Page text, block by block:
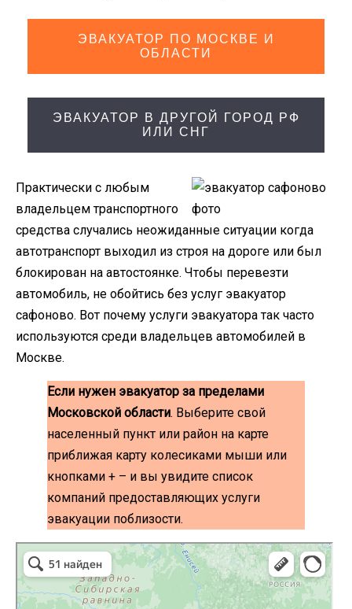
ЭВАКУАТОР ПО МОСКВЕ И
ОБЛАСТИ
ЭВАКУАТОР В ДРУГОЙ ГОРОД РФ
ИЛИ СНГ
Практически с любым
владельцем транспортного
средства случались неожиданные ситуации когда
автотранспорт выходил из строя на дороге или был
блокирован на автостоянке. Чтобы перевезти
автомобиль, не обойтись без услуг эвакуатор
сафоново. Вот почему услуги эвакуатора так часто
используются среди владельцев автомобилей в
Москве.
Если нужен эвакуатор за пределами
Московской области. Выберите свой
населенный пункт или район на карте
приближая карту колесиками мыши или
кнопками + – и вы увидите список
компаний предоставляющих услуги
эвакуации поблизости.
Волоколамск